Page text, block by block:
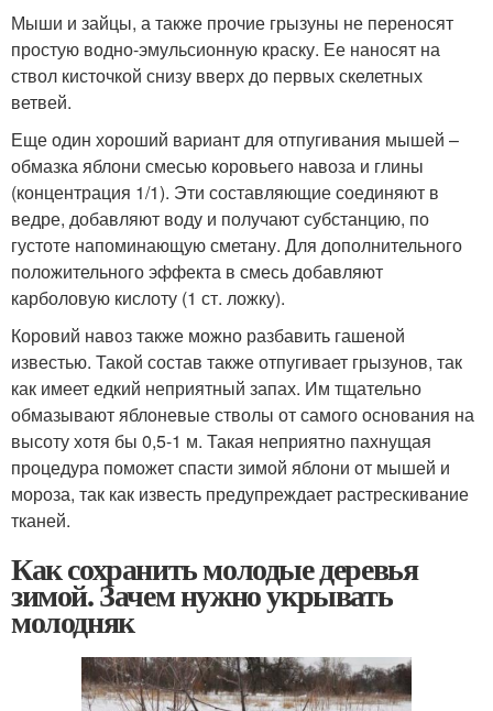
Мыши и зайцы, а также прочие грызуны не переносят
простую водно-эмульсионную краску. Ее наносят на
ствол кисточкой снизу вверх до первых скелетных
ветвей.
Еще один хороший вариант для отпугивания мышей –
обмазка яблони смесью коровьего навоза и глины
(концентрация 1/1). Эти составляющие соединяют в
ведре, добавляют воду и получают субстанцию, по
густоте напоминающую сметану. Для дополнительного
положительного эффекта в смесь добавляют
карболовую кислоту (1 ст. ложку).
Коровий навоз также можно разбавить гашеной
известью. Такой состав также отпугивает грызунов, так
как имеет едкий неприятный запах. Им тщательно
обмазывают яблоневые стволы от самого основания на
высоту хотя бы 0,5-1 м. Такая неприятно пахнущая
процедура поможет спасти зимой яблони от мышей и
мороза, так как известь предупреждает растрескивание
тканей.
Как сохранить молодые деревья
зимой. Зачем нужно укрывать
молодняк